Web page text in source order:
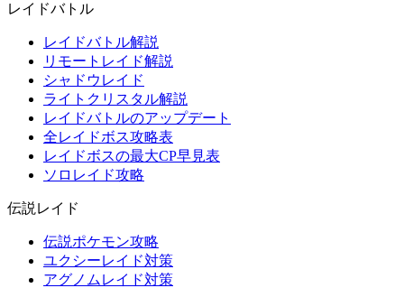
レイドバトル
レイドバトル解説
リモートレイド解説
シャドウレイド
ライトクリスタル解説
レイドバトルのアップデート
全レイドボス攻略表
レイドボスの最大CP早見表
ソロレイド攻略
伝説レイド
伝説ポケモン攻略
ユクシーレイド対策
アグノムレイド対策